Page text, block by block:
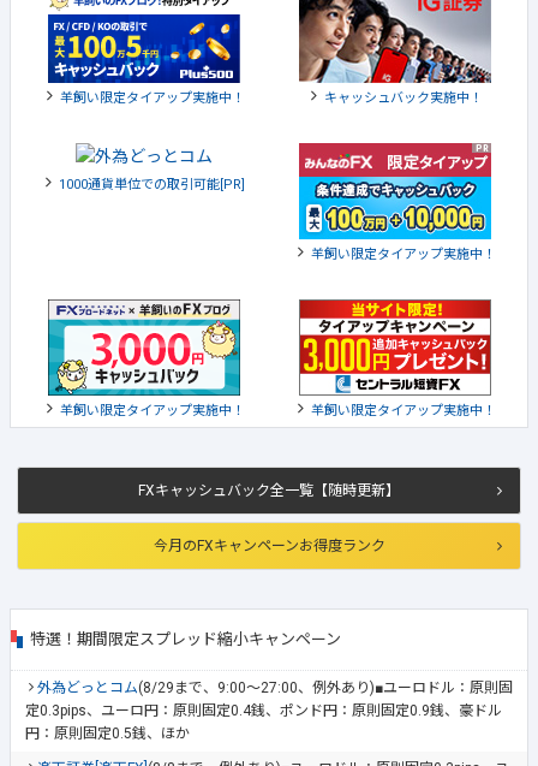
FXキャッシュバック全一覧【随時更新】
今月のFXキャンペーンお得度ランク
特選！期間限定スプレッド縮小キャンペーン
外為どっとコム(8/29まで、9:00～27:00、例外あり)■ユーロドル：原則固
定0.3pips、ユーロ円：原則固定0.4銭、ポンド円：原則固定0.9銭、豪ドル
円：原則固定0.5銭、ほか
羊飼い限定タイアップ実施中！ キャッシュバック実施中！
1000通貨単位での取引可能[PR]
羊飼い限定タイアップ実施中！
羊飼い限定タイアップ実施中！ 羊飼い限定タイアップ実施中！